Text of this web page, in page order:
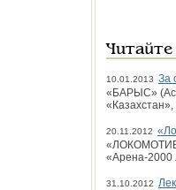
10.01.2013 За
«БАРЫС»
20.11.2012
«Арена-2000
31.10.2012